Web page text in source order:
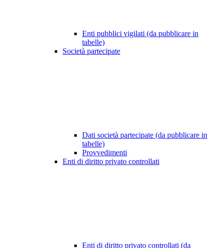
Enti pubblici vigilati (da pubblicare in
tabelle)
Società partecipate
Dati società partecipate (da pubblicare in
tabelle)
Provvedimenti
Enti di diritto privato controllati
Enti di diritto privato controllati (da